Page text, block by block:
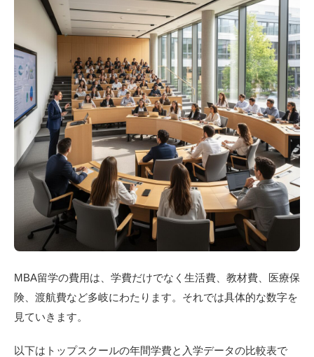
MBA留学の費用は、学費だけでなく生活費、教材費、医療保
険、渡航費など多岐にわたります。それでは具体的な数字を
見ていきます。
以下はトップスクールの年間学費と入学データの比較表で